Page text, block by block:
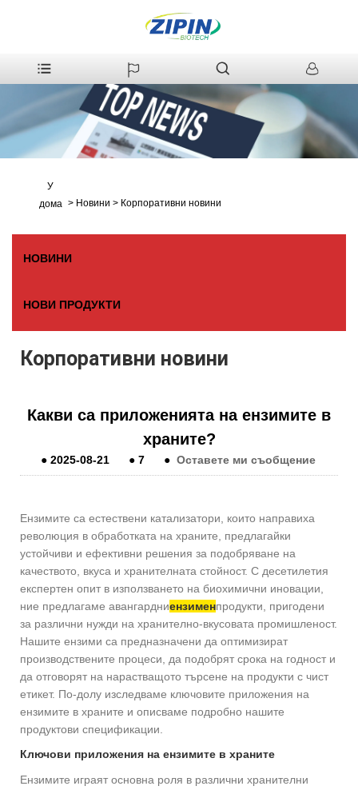
У
дома > Новини > Корпоративни новини
НОВИНИ
НОВИ ПРОДУКТИ
Корпоративни новини
Какви са приложенията на ензимите в
храните?
●2025-08-21 ●7 ● Оставете ми съобщение
Ензимите са естествени катализатори, които направиха
революция в обработката на храните, предлагайки
устойчиви и ефективни решения за подобряване на
качеството, вкуса и хранителната стойност. С десетилетия
експертен опит в използването на биохимични иновации,
ние предлагаме авангардниензименпродукти, пригодени
за различни нужди на хранително-вкусовата промишленост.
Нашите ензими са предназначени да оптимизират
производствените процеси, да подобрят срока на годност и
да отговорят на нарастващото търсене на продукти с чист
етикет. По-долу изследваме ключовите приложения на
ензимите в храните и описваме подробно нашите
продуктови спецификации.
Ключови приложения на ензимите в храните
Ензимите играят основна роля в различни хранителни